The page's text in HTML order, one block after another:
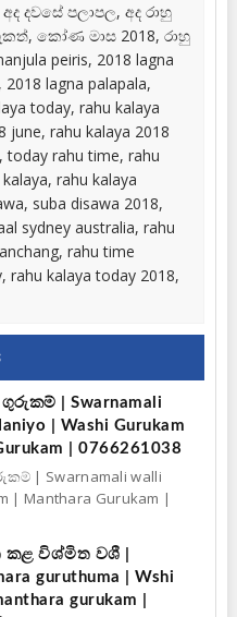
දවසේ පලාපල, අද රාහු
කෝණ මාස 2018, රාහු
peiris, 2018 lagna
lagna palapala,
today, rahu kalaya
june, rahu kalaya 2018
today rahu time, rahu
rahu kalaya
suba disawa 2018,
sydney australia, rahu
rahu time
rahu kalaya today 2018,
| Swarnamali
| Washi Gurukam
| 0766261038
| Swarnamali walli
| Manthara Gurukam |
විශ්මිත වශී |
guruthuma | Wshi
gurukam |